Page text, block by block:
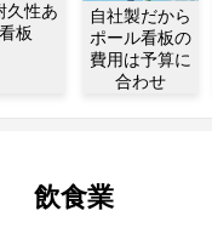
久性あ
板
自社製だから
ポール看板の
費用は予算に
合わせ
飲食業